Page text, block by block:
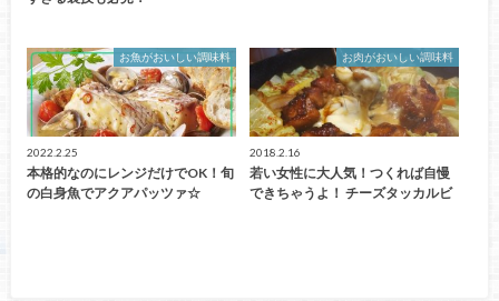
お魚がおいしい調味料
2022.2.25
本格的なのにレンジだけでOK！旬
の白身魚でアクアパッツァ☆
お肉がおいしい調味料
2018.2.16
若い女性に大人気！つくれば自慢
できちゃうよ！ チーズタッカルビ